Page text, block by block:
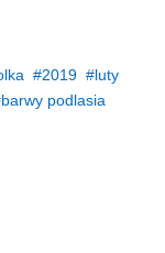
2019
luty
barwy podlasia